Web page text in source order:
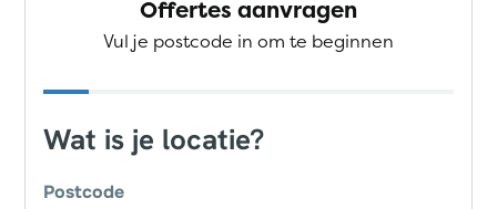
Offertes aanvragen
Vul je postcode in om te beginnen